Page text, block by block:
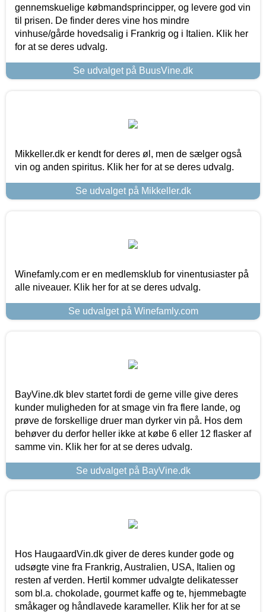
gennemskuelige købmandsprincipper, og levere god vin
til prisen. De finder deres vine hos mindre
vinhuse/gårde hovedsalig i Frankrig og i Italien. Klik her
for at se deres udvalg.
Se udvalget på BuusVine.dk
Mikkeller.dk er kendt for deres øl, men de sælger også
vin og anden spiritus. Klik her for at se deres udvalg.
Se udvalget på Mikkeller.dk
Winefamly.com er en medlemsklub for vinentusiaster på
alle niveauer. Klik her for at se deres udvalg.
Se udvalget på Winefamly.com
BayVine.dk blev startet fordi de gerne ville give deres
kunder muligheden for at smage vin fra flere lande, og
prøve de forskellige druer man dyrker vin på. Hos dem
behøver du derfor heller ikke at købe 6 eller 12 flasker af
samme vin. Klik her for at se deres udvalg.
Se udvalget på BayVine.dk
Hos HaugaardVin.dk giver de deres kunder gode og
udsøgte vine fra Frankrig, Australien, USA, Italien og
resten af verden. Hertil kommer udvalgte delikatesser
som bl.a. chokolade, gourmet kaffe og te, hjemmebagte
småkager og håndlavede karameller. Klik her for at se